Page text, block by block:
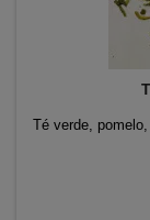
Té verde,